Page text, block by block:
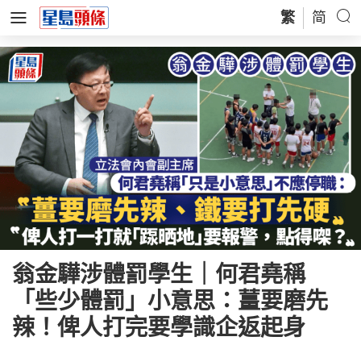
繁 简
翁金驊涉體罰學生｜何君堯稱
「些少體罰」小意思：薑要磨先
辣！俾人打完要學識企返起身